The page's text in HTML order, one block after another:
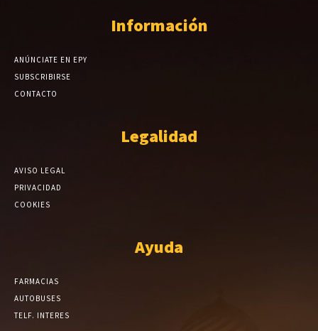
Información
ANÚNCIATE EN EPY
SUBSCRIBIRSE
CONTACTO
Legalidad
AVISO LEGAL
PRIVACIDAD
COOKIES
Ayuda
FARMACIAS
AUTOBUSES
TELF. INTERES